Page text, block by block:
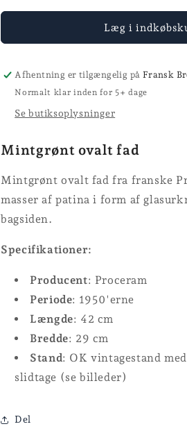
for
-
-
L
cm
for
-
-
L
cm
Læg i
Afhentning er tilgængelig på Fransk
Normalt klar inden for 5+ dage
Se butiksoplysninger
Mintgrønt ovalt fad
Mintgrønt ovalt fad fra franske
masser af patina i form af
bagsiden.
Specifikationer:
Producent: Proceram
Periode: 1950'erne
Længde: 42 cm
Bredde: 29 cm
Stand: OK vintagestand
slidtage (se billeder)
Del